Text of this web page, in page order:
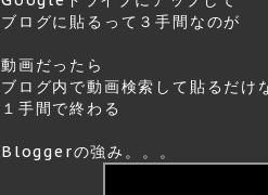
ブログに貼るって３手間なのが
動画だったら
ブログ内で動画検索して貼るだけ
１手間で終わる
Bloggerの強み。。。